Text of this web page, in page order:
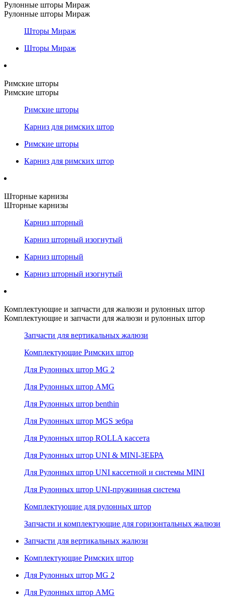
Рулонные шторы Мираж
Рулонные шторы Мираж
Шторы Мираж
Шторы Мираж
Римские шторы
Римские шторы
Римские шторы
Карниз для римских штор
Римские шторы
Карниз для римских штор
Шторные карнизы
Шторные карнизы
Карниз шторный
Карниз шторный изогнутый
Карниз шторный
Карниз шторный изогнутый
Комплектующие и запчасти для жалюзи и рулонных штор
Комплектующие и запчасти для жалюзи и рулонных штор
Запчасти для вертикальных жалюзи
Комплектующие Римских штор
Для Рулонных штор MG 2
Для Рулонных штор AMG
Для Рулонных штор benthin
Для Рулонных штор MGS зебра
Для Рулонных штор ROLLA кассета
Для Рулонных штор UNI & MINI-ЗЕБРА
Для Рулонных штор UNI кассетной и системы MINI
Для Рулонных штор UNI-пружинная система
Комплектующие для рулонных штор
Запчасти и комплектующие для горизонтальных жалюзи
Запчасти для вертикальных жалюзи
Комплектующие Римских штор
Для Рулонных штор MG 2
Для Рулонных штор AMG